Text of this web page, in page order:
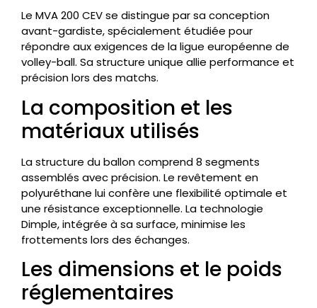
Le MVA 200 CEV se distingue par sa conception
avant-gardiste, spécialement étudiée pour
répondre aux exigences de la ligue européenne de
volley-ball. Sa structure unique allie performance et
précision lors des matchs.
La composition et les
matériaux utilisés
La structure du ballon comprend 8 segments
assemblés avec précision. Le revêtement en
polyuréthane lui confère une flexibilité optimale et
une résistance exceptionnelle. La technologie
Dimple, intégrée à sa surface, minimise les
frottements lors des échanges.
Les dimensions et le poids
réglementaires